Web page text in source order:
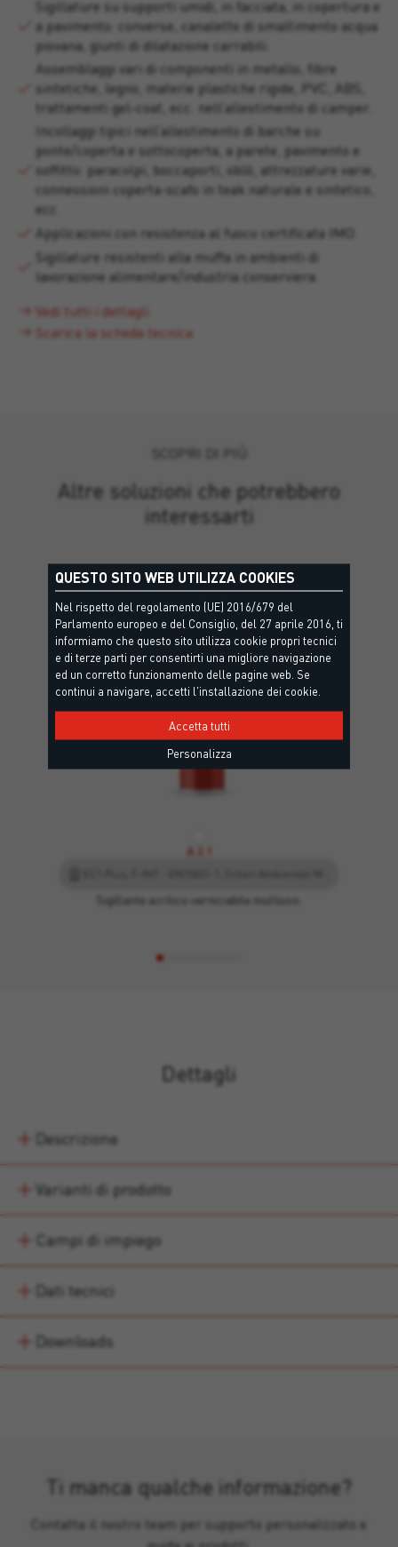
Sigillature su supporti umidi, in facciata, in copertura e
a pavimento: converse, canalette di smaltimento acqua
piovana, giunti di dilatazione carrabili.
Assemblaggi vari di componenti in metallo, fibre
sintetiche, legno, materie plastiche rigide, PVC, ABS,
trattamenti gel-coat, ecc. nell’allestimento di camper.
Incollaggi tipici nell’allestimento di barche su
ponte/coperta e sottocoperta, a parete, pavimento e
soffitto: paracolpi, boccaporti, oblò, attrezzature varie,
connessioni coperta-scafo in teak naturale e sintetico,
ecc.
Applicazioni con resistenza al fuoco certificata IMO.
Sigillature resistenti alla muffa in ambienti di
lavorazione alimentare/industria conserviera.
Vedi tutti i dettagli
Scarica la scheda tecnica
Altre soluzioni che potrebbero
interessarti
A 2.1
Sigillante acrilico verniciabile multiuso.
Dettagli
Descrizione
Varianti di prodotto
Campi di impiego
Dati tecnici
Downloads
Ti manca qualche informazione?
Contatta il nostro team per supporto personalizzato e
QUESTO SITO WEB UTILIZZA COOKIES
Nel rispetto del regolamento (UE) 2016/679 del
Parlamento europeo e del Consiglio, del 27 aprile 2016, ti
informiamo che questo sito utilizza cookie propri tecnici
e di terze parti per consentirti una migliore navigazione
ed un corretto funzionamento delle pagine web. Se
continui a navigare, accetti l'installazione dei cookie.
Accetta tutti
Personalizza